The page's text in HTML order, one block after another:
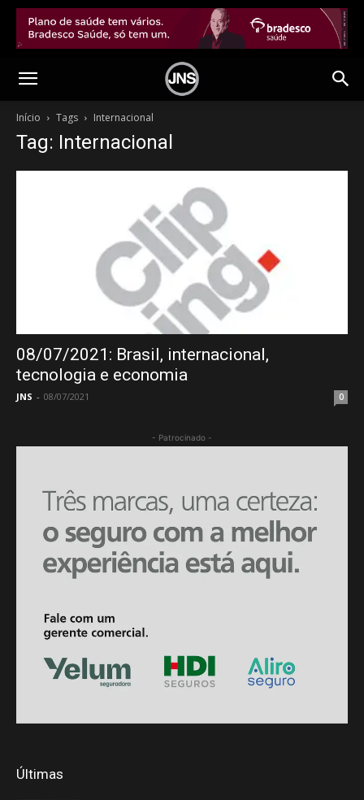
Início Tags Internacional
Tag: Internacional
08/07/2021: Brasil, internacional,
tecnologia e economia
JNS - 08/07/2021 0
- Patrocinado -
Últimas